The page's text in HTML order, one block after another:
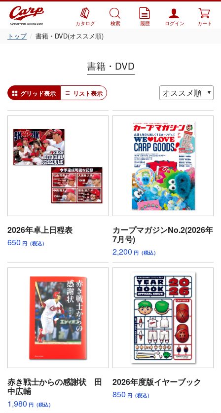
CARP OFFICIAL GOODS SHOP カタログ 検索 履歴 ログイン カート
トップ 書籍・DVD(オススメ順)
書籍・DVD
グリッド表示 リスト表示
2026年卓上日程表
650 円（税込）
カープマガジンNo.2(2026年
7月号)
2,200 円（税込）
赤き戦士からの感謝状 田
中広輔
1,980 円（税込）
2026年度版イヤーブック
850 円（税込）